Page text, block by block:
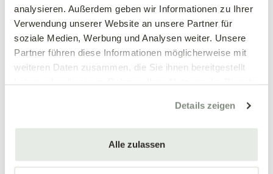
analysieren. Außerdem geben wir Informationen zu Ihrer
Verwendung unserer Website an unsere Partner für
soziale Medien, Werbung und Analysen weiter. Unsere
Partner führen diese Informationen möglicherweise mit
weiteren Daten zusammen, die Sie ihnen bereitgestellt
Details zeigen
Alle zulassen